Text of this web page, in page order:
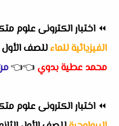
⏪ اختبار الكترونى علوم
الفيزيائية للماءللصف الأول
محمد عطية بدوي 👈
👈
⏪ اختبار الكترونى علوم